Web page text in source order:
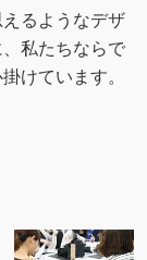
るようなデザ
私たちならで
けています。